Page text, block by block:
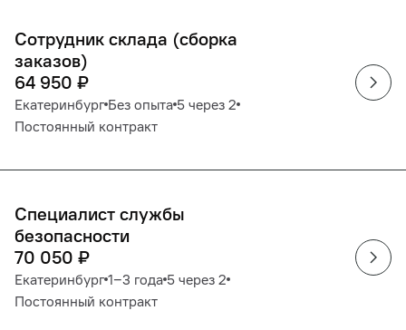
Сотрудник склада (сборка
заказов)
64 950 ₽
Екатеринбург Без опыта 5 через 2
Постоянный контракт
Специалист службы
безопасности
70 050 ₽
Екатеринбург 1‒3 года 5 через 2
Постоянный контракт